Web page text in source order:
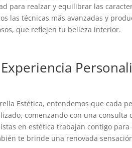
para realzar y equilibrar las
las técnicas más avanzadas y
que reflejen tu belleza interior.
Estética, entendemos que cada
comenzando con una
en estética trabajan contigo
te brinde una renovada